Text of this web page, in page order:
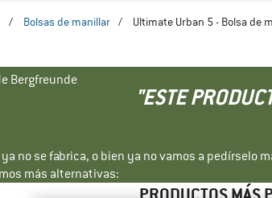
/ Bolsas de manillar / Ultimate Urban 5 - Bolsa de
Bergfreunde
"ESTE
no se fabrica, o bien ya no vamos a pedírselo
más alternativas: